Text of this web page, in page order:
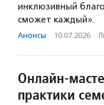
инклюзивный
сможет каждый».
Анонсы · 10.07.2026 ·
Онлайн-
практики